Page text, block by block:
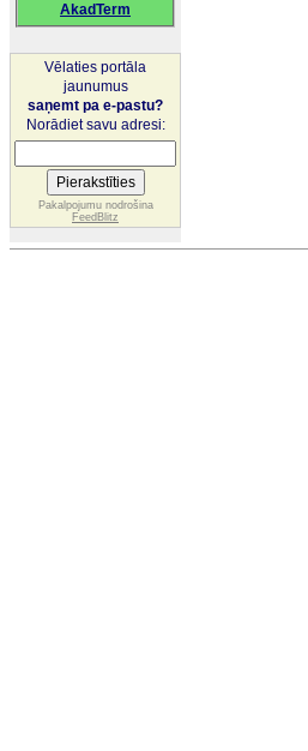
AkadTerm
Vēlaties portāla
jaunumus
saņemt pa e-pastu?
Norādiet savu adresi:
Pakalpojumu nodrošina
FeedBlitz